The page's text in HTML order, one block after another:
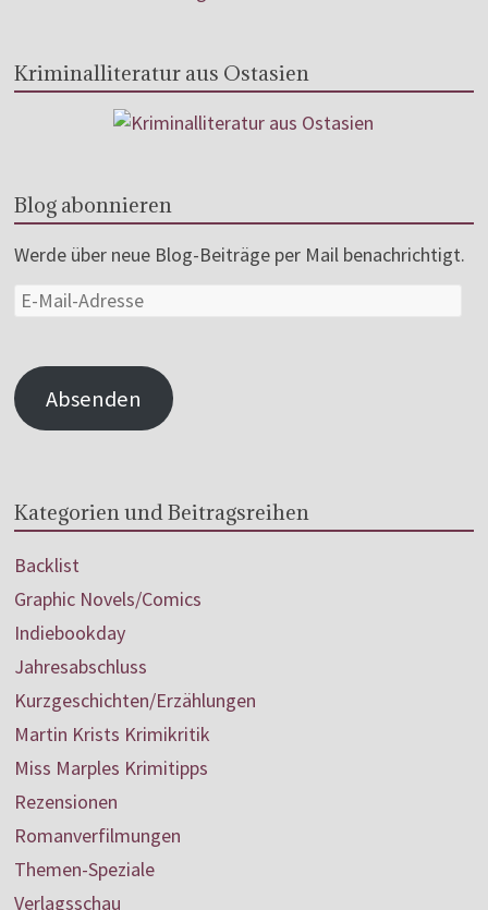
Kriminalliteratur aus Ostasien
Blog abonnieren
Werde über neue Blog-Beiträge per Mail benachrichtigt.
Absenden
Kategorien und Beitragsreihen
Backlist
Graphic Novels/Comics
Indiebookday
Jahresabschluss
Kurzgeschichten/Erzählungen
Martin Krists Krimikritik
Miss Marples Krimitipps
Rezensionen
Romanverfilmungen
Themen-Speziale
Verlagsschau